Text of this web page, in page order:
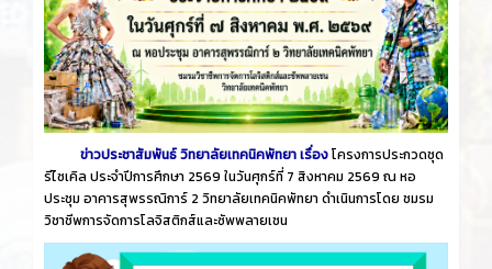
ข่าวประชาสัมพันธ์ วิทยาลัยเทคนิคพัทยา เรื่องโครงการประกวดชุด
รีไซเคิล ประจำปีการศึกษา 2569 ในวันศุกร์ที่ 7 สิงหาคม 2569 ณ หอ
ประชุม อาคารสุพรรณิการ์ 2 วิทยาลัยเทคนิคพัทยา ดำเนินการโดย ชมรม
วิชาชีพการจัดการโลจิสติกส์และซัพพลายเชน